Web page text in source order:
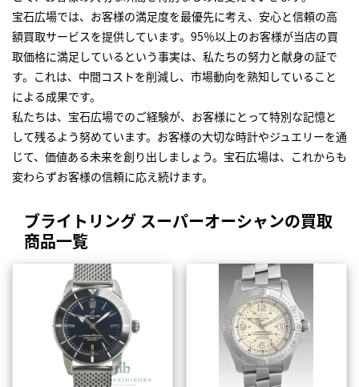
宝石広場では、お客様の満足度を最優先に考え、安心と信頼の高
額買取サービスを提供しています。95％以上のお客様が当店の買
取価格に満足しているという事実は、私たちの努力と献身の証で
す。これは、中間コストを削減し、市場動向を熟知していること
による成果です。
私たちは、宝石広場でのご経験が、お客様にとって特別な記憶と
して残るよう努めています。お客様の大切な時計やジュエリーを通
じて、価値ある未来を創り出しましょう。宝石広場は、これからも
変わらずお客様の信頼に応え続けます。
ブライトリング スーパーオーシャンの買取
商品一覧